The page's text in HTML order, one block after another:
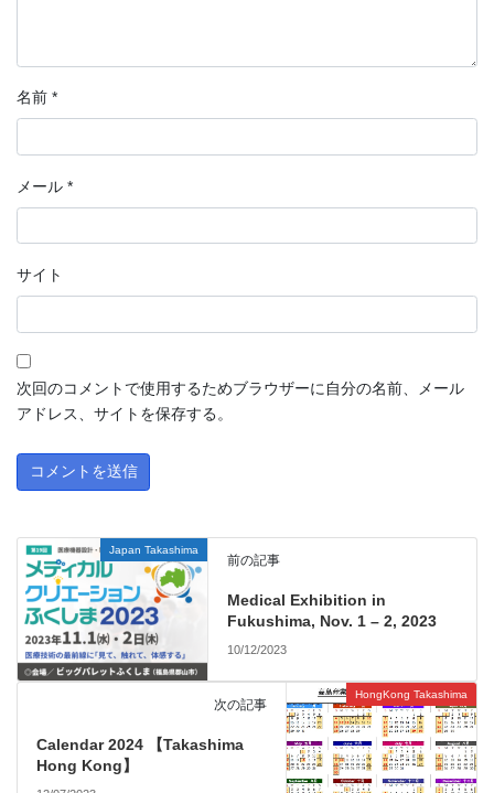
名前 *
メール *
サイト
次回のコメントで使用するためブラウザーに自分の名前、メール
アドレス、サイトを保存する。
Japan Takashima
前の記事
Medical Exhibition in
Fukushima, Nov. 1 – 2, 2023
10/12/2023
HongKong Takashima
次の記事
Calendar 2024 【Takashima
Hong Kong】